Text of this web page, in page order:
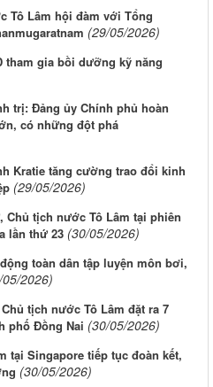
Tô Lâm hội đàm với Tổng
(29/05/2026)
tham gia bồi dưỡng kỹ năng
trị: Đảng ủy Chính phủ hoàn
có những đột phá
Kratie tăng cường trao đổi kinh
(29/05/2026)
Chủ tịch nước Tô Lâm tại phiên
lần thứ 23 (30/05/2026)
toàn dân tập luyện môn bơi,
2026)
tịch nước Tô Lâm đặt ra 7
phố Đồng Nai (30/05/2026)
tại Singapore tiếp tục đoàn kết,
(30/05/2026)